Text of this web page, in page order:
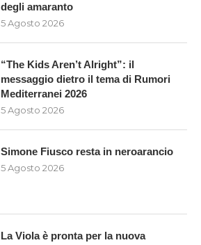
degli amaranto
5 Agosto 2026
“The Kids Aren’t Alright”: il
messaggio dietro il tema di Rumori
Mediterranei 2026
5 Agosto 2026
Simone Fiusco resta in neroarancio
5 Agosto 2026
La Viola è pronta per la nuova